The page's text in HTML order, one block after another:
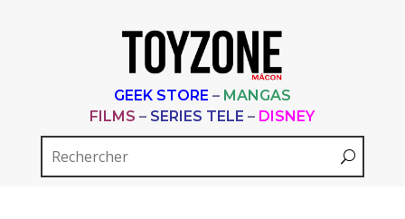
GEEK STORE – MANGAS
FILMS – SERIES TELE – DISNEY